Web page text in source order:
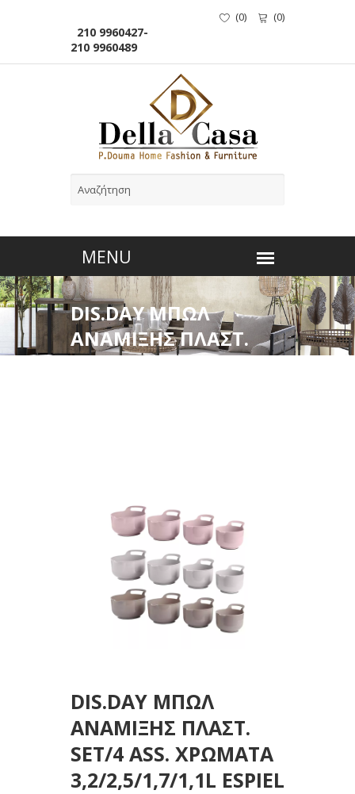
210 9960427-
210 9960489
(0) (0)
DIS.DAY ΜΠΩΛ
ΑΝΑΜΙΞΗΣ ΠΛΑΣΤ.
SET/4 ASS. ΧΡΩΜΑΤΑ
DIS.DAY ΜΠΩΛ
ΑΝΑΜΙΞΗΣ ΠΛΑΣΤ.
SET/4 ASS. ΧΡΩΜΑΤΑ
3,2/2,5/1,7/1,1L ESPIEL